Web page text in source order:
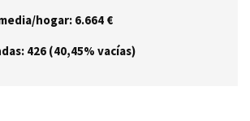
hogar: 6.664 €
426 (40,45% vacías)